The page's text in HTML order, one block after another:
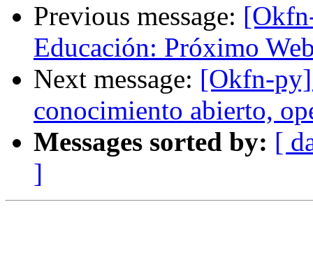
Previous message:
Educación: Próximo
Next message: [Okfn-
conocimiento abierto,
Messages sorted by: [
]